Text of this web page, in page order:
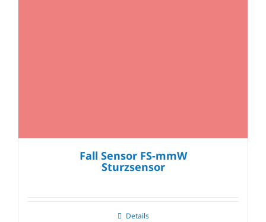
Fall Sensor FS-mmW
Sturzsensor
Details